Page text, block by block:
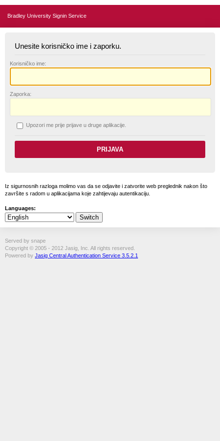
Bradley University Signin Service
Unesite korisničko ime i zaporku.
Korisničko ime:
Zaporka:
Upozori me prije prijave u druge aplikacije.
Iz sigurnosnih razloga molimo vas da se odjavite i zatvorite web preglednik nakon što
završite s radom u aplikacijama koje zahtijevaju autentikaciju.
Languages:
Served by snape
Copyright © 2005 - 2012 Jasig, Inc. All rights reserved.
Powered by Jasig Central Authentication Service 3.5.2.1